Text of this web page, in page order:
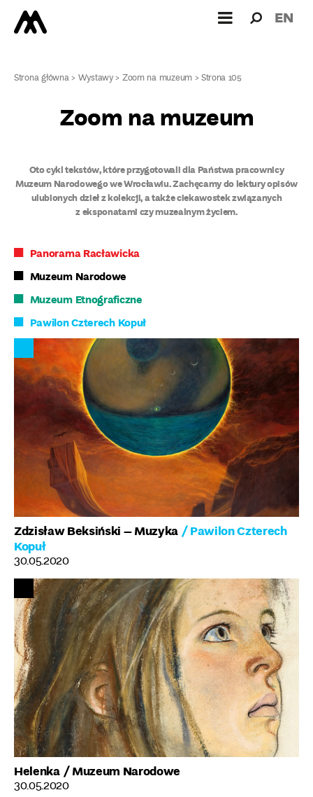
dla: EN
Strona główna>Wystawy>Zoom na muzeum>Strona 105
Zoom na muzeum
Oto cykl tekstów, które przygotowali dla Państwa pracownicy
Muzeum Narodowego we Wrocławiu. Zachęcamy do lektury opisów
ulubionych dzieł z kolekcji, a także ciekawostek związanych
z eksponatami czy muzealnym życiem.
Panorama Racławicka
Muzeum Narodowe
Muzeum Etnograficzne
Pawilon Czterech Kopuł
Zdzisław Beksiński – Muzyka / Pawilon Czterech
Kopuł
30.05.2020
Helenka / Muzeum Narodowe
30.05.2020